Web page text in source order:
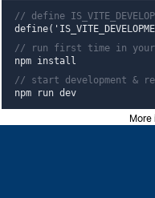
// define
// run first time in your
npm install
// start development &
npm run dev